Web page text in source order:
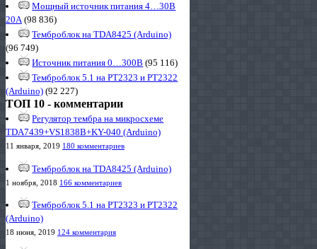
Мощный источник питания 4…30В
20А(98 836)
Темброблок на TDA8425 (Arduino)
(96 749)
Источник питания 0…300В (95 116)
Темброблок 5.1 на PT2323 и PT2322
(Arduino) (92 227)
ТОП 10 - комментарии
Регулятор тембра на микросхеме
TDA7439+VS1838B+KY-040 (Arduino)
11 января, 2019 180 комментариев
Темброблок на TDA8425 (Arduino)
1 ноября, 2018 166 комментариев
Темброблок 5.1 на PT2323 и PT2322
(Arduino)
18 июня, 2019 124 комментария